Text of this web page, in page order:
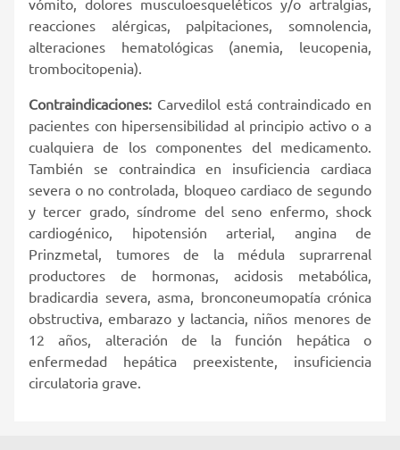
reacciones alérgicas, palpitaciones, somnolencia,
alteraciones hematológicas (anemia, leucopenia,
trombocitopenia).
Contraindicaciones: Carvedilol está contraindicado en
pacientes con hipersensibilidad al principio activo o a
cualquiera de los componentes del medicamento.
También se contraindica en insuficiencia cardiaca
severa o no controlada, bloqueo cardiaco de segundo
y tercer grado, síndrome del seno enfermo, shock
cardiogénico, hipotensión arterial, angina de
Prinzmetal, tumores de la médula suprarrenal
productores de hormonas, acidosis metabólica,
bradicardia severa, asma, bronconeumopatía crónica
obstructiva, embarazo y lactancia, niños menores de
12 años, alteración de la función hepática o
enfermedad hepática preexistente, insuficiencia
circulatoria grave.